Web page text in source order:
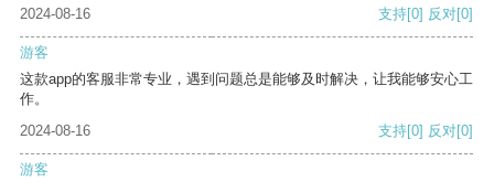
2024-08-16 支持[0] 反对[0]
游客
这款app的客服非常专业，遇到问题总是能够及时解决，让我能够安心工
作。
2024-08-16
支持[0] 反对[0]
游客